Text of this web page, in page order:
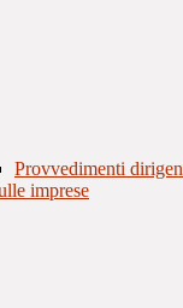
Provvedimenti
imprese